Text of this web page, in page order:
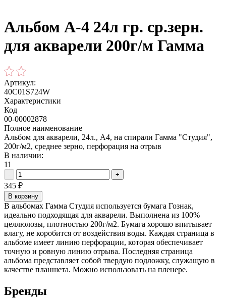
Альбом А-4 24л гр. ср.зерн.
для акварели 200г/м Гамма
Артикул:
40C01S724W
Характеристики
Код
00-00002878
Полное наименование
Альбом для акварели, 24л., А4, на спирали Гамма "Студия",
200г/м2, среднее зерно, перфорация на отрыв
В наличии:
11
- +
345 ₽
В корзину
В альбомах Гамма Студия используется бумага Гознак,
идеально подходящая для акварели. Выполнена из 100%
целлюлозы, плотностью 200г/м2. Бумага хорошо впитывает
влагу, не коробится от воздействия воды. Каждая страница в
альбоме имеет линию перфорации, которая обеспечивает
точную и ровную линию отрыва. Последняя страница
альбома представляет собой твердую подложку, служащую в
качестве планшета. Можно использовать на пленере.
Бренды